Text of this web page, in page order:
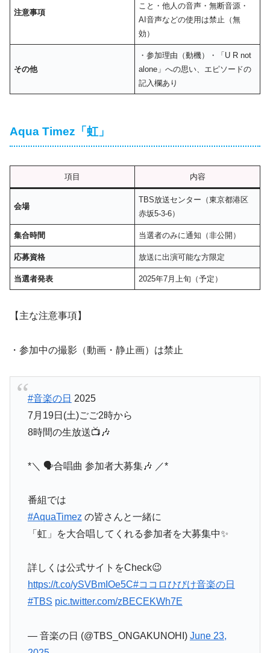
注意事項
こと・他人の音声・無断音源・
AI音声などの使用は禁止（無
効）
その他
・参加理由（動機）・「U R not
alone」への思い、エピソードの
記入欄あり
Aqua Timez「虹」
項目 内容
会場
TBS放送センター（東京都港区
赤坂5-3-6）
集合時間 当選者のみに通知（非公開）
応募資格 放送に出演可能な方限定
当選者発表 2025年7月上旬（予定）
【主な注意事項】
・参加中の撮影（動画・静止画）は禁止
#音楽の日 2025
7月19日(土)ごご2時から
8時間の生放送📺🎶
*＼ 🗣合唱曲 参加者大募集🎶 ／*
番組では
#AquaTimez の皆さんと一緒に
「虹」を大合唱してくれる参加者を大募集中✨
詳しくは公式サイトをCheck😉
https://t.co/ySVBmIOe5C#ココロひびけ音楽の日
#TBS pic.twitter.com/zBECEKWh7E
— 音楽の日 (@TBS_ONGAKUNOHI) June 23,